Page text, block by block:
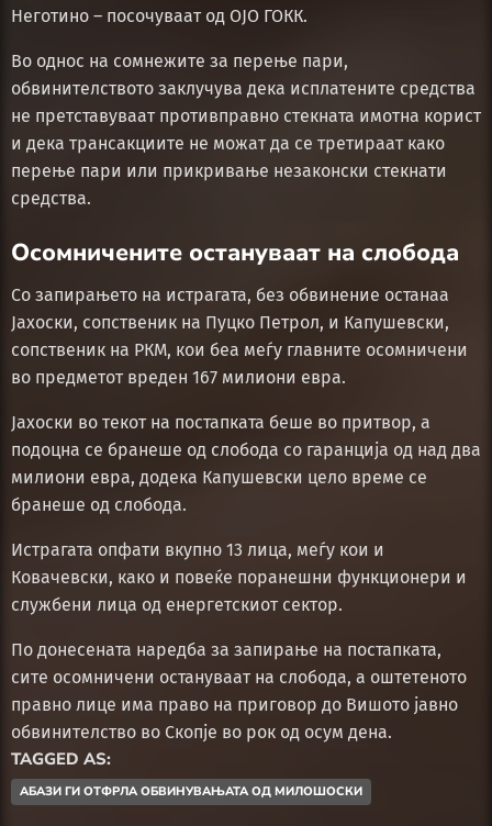
Неготино – посочуваат од ОЈО ГОКК.
Во однос на сомнежите за перење пари,
обвинителството заклучува дека исплатените средства
не претставуваат противправно стекната имотна корист
и дека трансакциите не можат да се третираат како
перење пари или прикривање незаконски стекнати
средства.
Осомничените остануваат на слобода
Со запирањето на истрагата, без обвинение останаа
Јахоски, сопственик на Пуцко Петрол, и Капушевски,
сопственик на РКМ, кои беа меѓу главните осомничени
во предметот вреден 167 милиони евра.
Јахоски во текот на постапката беше во притвор, а
подоцна се бранеше од слобода со гаранција од над два
милиони евра, додека Капушевски цело време се
бранеше од слобода.
Истрагата опфати вкупно 13 лица, меѓу кои и
Ковачевски, како и повеќе поранешни функционери и
службени лица од енергетскиот сектор.
По донесената наредба за запирање на постапката,
сите осомничени остануваат на слобода, а оштетеното
правно лице има право на приговор до Вишото јавно
обвинителство во Скопје во рок од осум дена.
TAGGED AS:
АБАЗИ ГИ ОТФРЛА ОБВИНУВАЊАТА ОД МИЛОШОСКИ